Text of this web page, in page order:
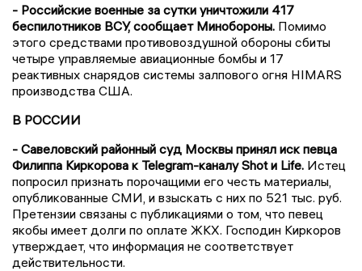
- Российские военные за сутки уничтожили 417
беспилотников ВСУ, сообщает Минобороны. Помимо
этого средствами противовоздушной обороны сбиты
четыре управляемые авиационные бомбы и 17
реактивных снарядов системы залпового огня HIMARS
производства США.
В РОССИИ
- Савеловский районный суд Москвы принял иск певца
Филиппа Киркорова к Telegram-каналу Shot и Life. Истец
попросил признать порочащими его честь материалы,
опубликованные СМИ, и взыскать с них по 521 тыс. руб.
Претензии связаны с публикациями о том, что певец
якобы имеет долги по оплате ЖКХ. Господин Киркоров
утверждает, что информация не соответствует
действительности.